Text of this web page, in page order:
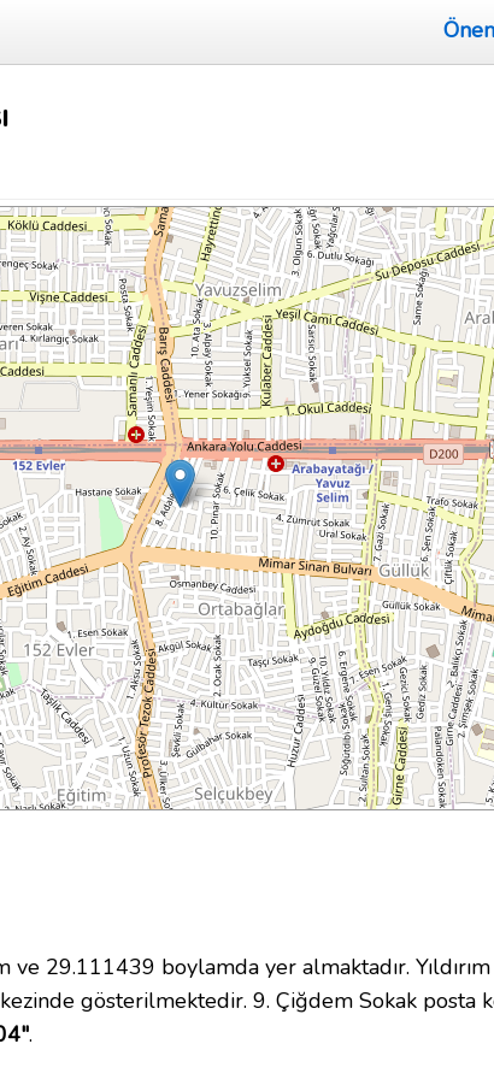
29.111439 boylamda yer almaktadır. Yıldırım
gösterilmektedir. 9. Çiğdem Sokak posta
.